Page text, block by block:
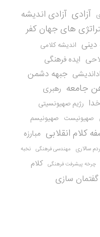
آزادی آزادی اندیشه
های جهان کفر
دینی اندیشه کلامی
ایده فرهنگی
جبهه دشمن
جامعه رهبری
رژیم صهیونسیتی
صهیونیست صهیونیسم
کلام انقلابی مبارزه
سالاری مهندسی فرهنگی نخبه
چرخه پیشرفت فرهنگی کلام
گفتمان سازی